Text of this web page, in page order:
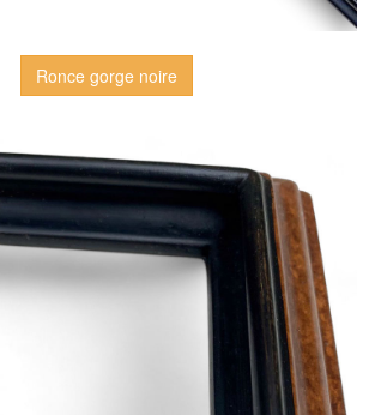
Ronce gorge noire